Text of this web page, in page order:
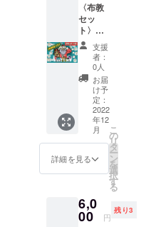
〈布教
セッ
ト〉
『サン
タ苦労
ス』✕
２
支援
者：
0人
お届
け予
定：
2022
年12
月
詳細を見る
こ
の
リ
タ
ー
ン
を
選
択
す
る
6,0
00 円
残り3